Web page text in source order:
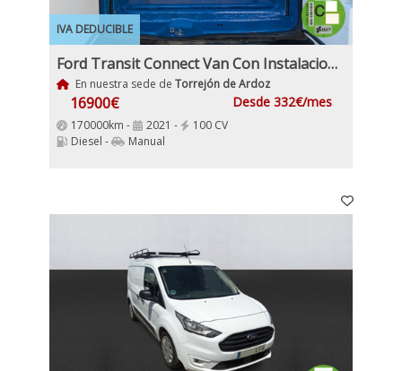
IVA DEDUCIBLE
Ford Transit Connect Van Con Instalacion Frio 1.5EcoBlue Etiqueta C IVA y Garantía Incl Trend 210 S&S Trend L2 3Plazas 6 Velocidades
En nuestra sede de Torrejón de Ardoz
16900€ Desde 332€/mes
170000km - 2021 -
100 CV
Diesel -
Manual